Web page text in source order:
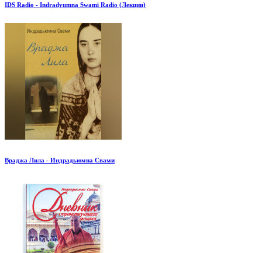
IDS Radio - Indradyumna Swami Radio (Лекции)
Враджа Лила - Индрадьюмна Свами